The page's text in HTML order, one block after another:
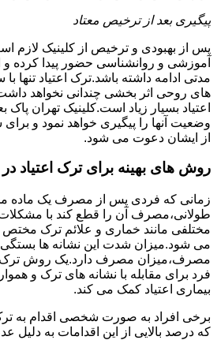
پیگیری بعد از ترخیص معتاد
پس از بهبودی و ترخیص از کلینیک لازم
آموزشی و روانشناسی حضور پیدا کرده و
مدتی ادامه داشته باشد.ترک اعتیاد تنها
های روحی اثر بخشی چندانی نخواهد
اعتیاد بسیار زیاد است.کلینیک تهران پاک
وضعیت آنها را پیگیری خواهد نمود و
از ایشان دعوت می شود.
روش های بهینه برای ترک اعتیاد در
زمانی که فردی پس از مصرف یک ماده
طولانی،مصرف آن را قطع کند با
مختلفی مانند خماری و علائم ترک مختص
می شود.میزان شدت این نشانه ها
مصرف،میزان مصرف دارد.یک روش ترک
فرد برای مقابله با نشانه های ترک و
بیماری اعتیاد کمک می کند.
برخی افراد به صورت شخصی اقدام به
که درصد بالایی از این اقدامات به دلیل